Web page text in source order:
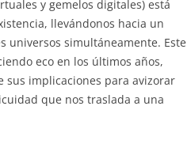
y gemelos digitales) está
llevándonos hacia un
simultáneamente. Este
eco en los últimos años,
sus implicaciones para avizorar
que nos traslada a una